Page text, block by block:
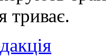
триває.